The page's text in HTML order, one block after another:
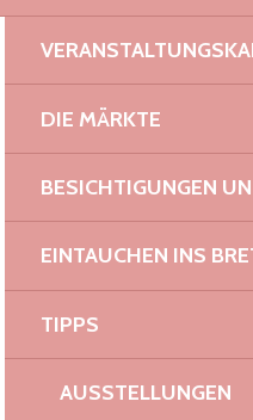
DIE MÄRKTE
BESICHTIGUNGEN
EINTAUCHEN INS
TIPPS
AUSSTELLUNGEN
Zug hin!